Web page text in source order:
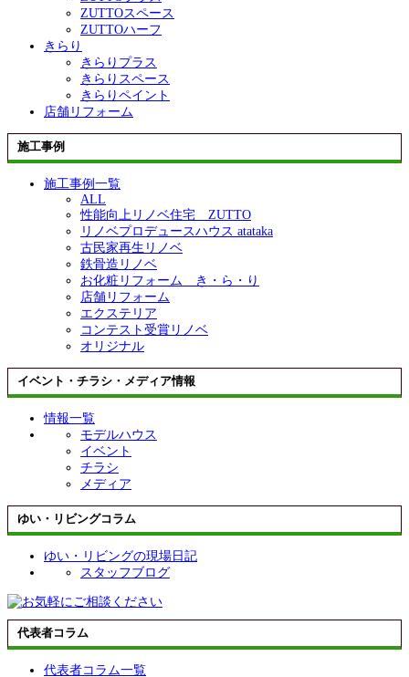
ZUTTOスペース
ZUTTOハーフ
きらり
きらりプラス
きらりスペース
きらりペイント
店舗リフォーム
施工事例
施工事例一覧
ALL
性能向上リノベ住宅 ZUTTO
リノベプロデュースハウス atataka
古民家再生リノベ
鉄骨造リノベ
お化粧リフォーム き・ら・り
店舗リフォーム
エクステリア
コンテスト受賞リノベ
オリジナル
イベント・チラシ・メディア情報
情報一覧
モデルハウス
イベント
チラシ
メディア
ゆい・リビングコラム
ゆい・リビングの現場日記
スタッフブログ
代表者コラム
代表者コラム一覧